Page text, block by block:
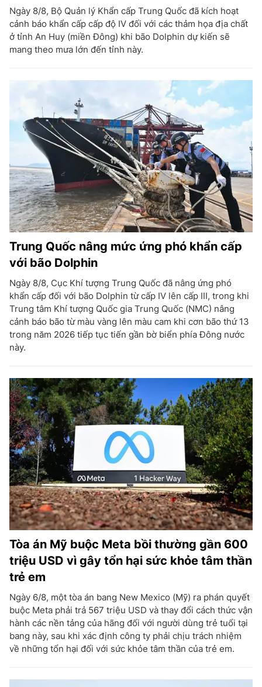
Ngày 8/8, Bộ Quản lý Khẩn cấp Trung Quốc đã kích hoạt
cảnh báo khẩn cấp cấp độ IV đối với các thảm họa địa chất
ở tỉnh An Huy (miền Đông) khi bão Dolphin dự kiến sẽ
mang theo mưa lớn đến tỉnh này.
Trung Quốc nâng mức ứng phó khẩn cấp
với bão Dolphin
Ngày 8/8, Cục Khí tượng Trung Quốc đã nâng ứng phó
khẩn cấp đối với bão Dolphin từ cấp IV lên cấp III, trong khi
Trung tâm Khí tượng Quốc gia Trung Quốc (NMC) nâng
cảnh báo bão từ màu vàng lên màu cam khi cơn bão thứ 13
trong năm 2026 tiếp tục tiến gần bờ biển phía Đông nước
này.
Tòa án Mỹ buộc Meta bồi thường gần 600
triệu USD vì gây tổn hại sức khỏe tâm thần
trẻ em
Ngày 6/8, một tòa án bang New Mexico (Mỹ) ra phán quyết
buộc Meta phải trả 567 triệu USD và thay đổi cách thức vận
hành các nền tảng của hãng đối với người dùng trẻ tuổi tại
bang này, sau khi xác định công ty phải chịu trách nhiệm
về những tổn hại đối với sức khỏe tâm thần của trẻ em.